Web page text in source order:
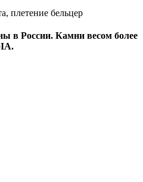
плетение бельцер
в России. Камни весом более